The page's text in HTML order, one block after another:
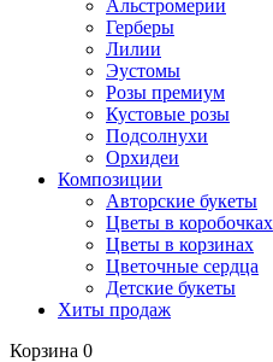
Альстромерии
Герберы
Лилии
Эустомы
Розы премиум
Кустовые розы
Подсолнухи
Орхидеи
Композиции
Авторские букеты
Цветы в коробочках
Цветы в корзинах
Цветочные сердца
Детские букеты
Хиты продаж
Корзина 0